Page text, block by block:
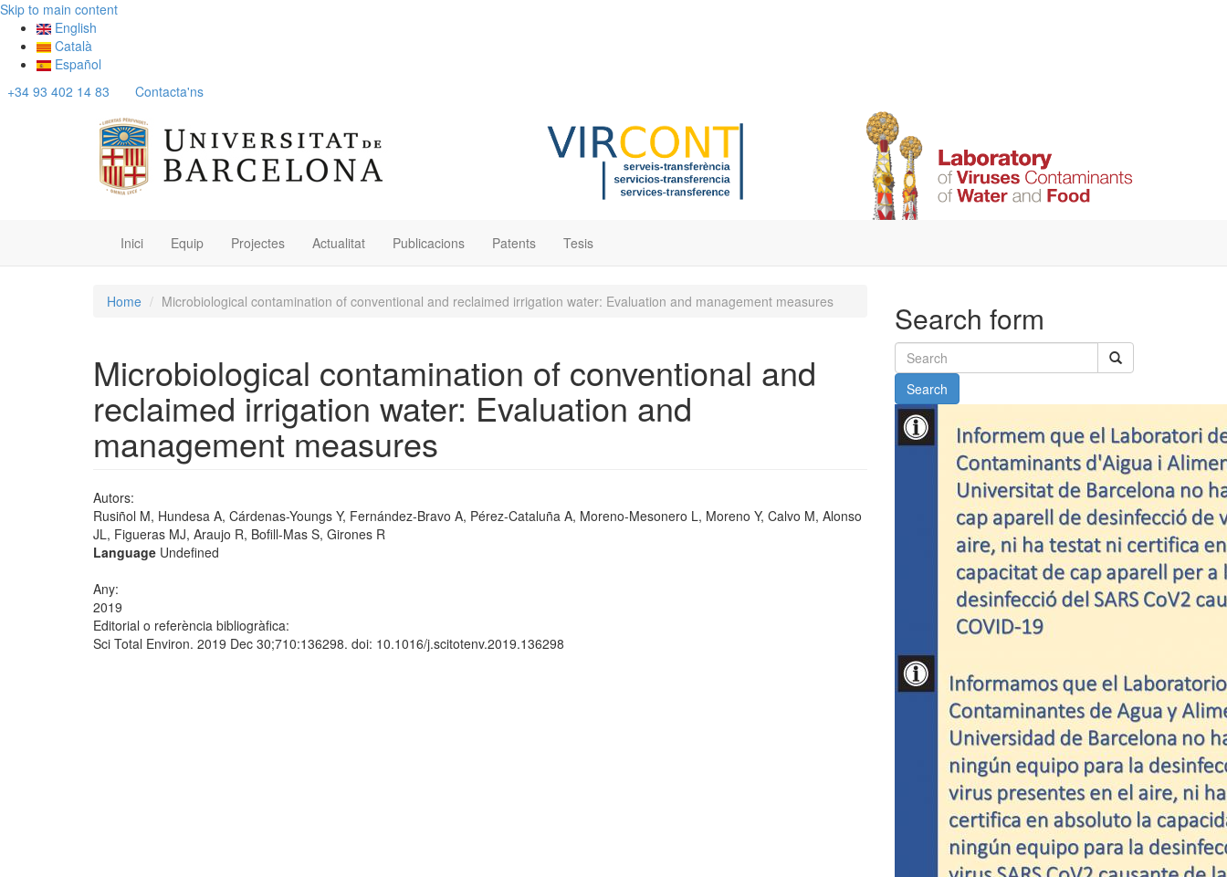
Skip to main content
English
Català
Español
+34 93 402 14 83
Contacta'ns
Inici Equip Projectes Actualitat Publicacions Patents Tesis
Home Microbiological contamination of conventional and reclaimed irrigation water: Evaluation and management measures
Microbiological contamination of conventional and
reclaimed irrigation water: Evaluation and
management measures
Autors:
Rusiñol M, Hundesa A, Cárdenas-Youngs Y, Fernández-Bravo A, Pérez-Cataluña A, Moreno-Mesonero L, Moreno Y, Calvo M, Alonso
JL, Figueras MJ, Araujo R, Bofill-Mas S, Girones R
Language Undefined
Any:
2019
Editorial o referència bibliogràfica:
Sci Total Environ. 2019 Dec 30;710:136298. doi: 10.1016/j.scitotenv.2019.136298
Search form
Search